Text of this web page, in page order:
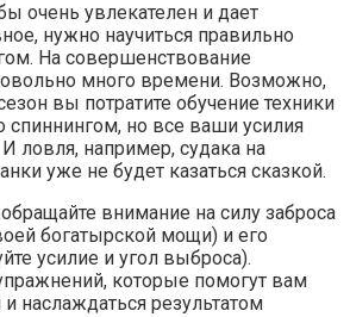
очень увлекателен и дает
нужно научиться правильно
На совершенствование
много времени. Возможно,
вы потратите обучение техники
спиннингом, но все ваши усилия
ловля, например, судака на
уже не будет казаться сказкой.
внимание на силу заброса
богатырской мощи) и его
усилие и угол выброса).
которые помогут вам
наслаждаться результатом